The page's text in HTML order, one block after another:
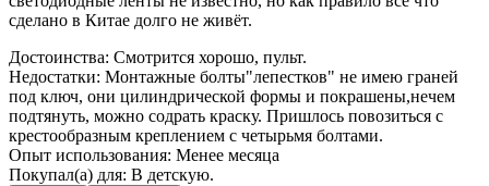
сделано в Китае долго не живёт.
Достоинства: Смотрится хорошо, пульт.
Недостатки: Монтажные болты"лепестков" не имею граней
под ключ, они цилиндрической формы и покрашены,нечем
подтянуть, можно содрать краску. Пришлось повозиться с
крестообразным креплением с четырьмя болтами.
Опыт использования: Менее месяца
Покупал(а) для: В детскую.